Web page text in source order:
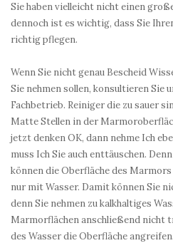
Sie haben vielleicht nicht einen
dennoch ist es wichtig, dass Sie
richtig pflegen.
Wenn Sie nicht genau Bescheid
Sie nehmen sollen, konsultieren Sie
Fachbetrieb. Reiniger die zu sauer
Matte Stellen in der
jetzt denken OK, dann nehme Ich
muss Ich Sie auch enttäuschen.
können die Oberfläche des
nur mit Wasser. Damit können Sie
denn Sie nehmen zu kalkhaltiges
Marmorflächen anschließend nicht
des Wasser die Oberfläche angreifen.